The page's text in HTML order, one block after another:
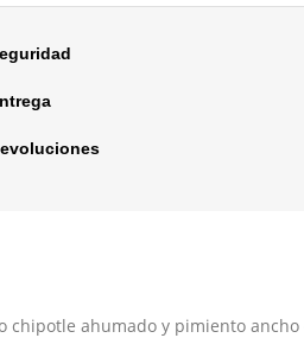
ahumado y pimiento ancho